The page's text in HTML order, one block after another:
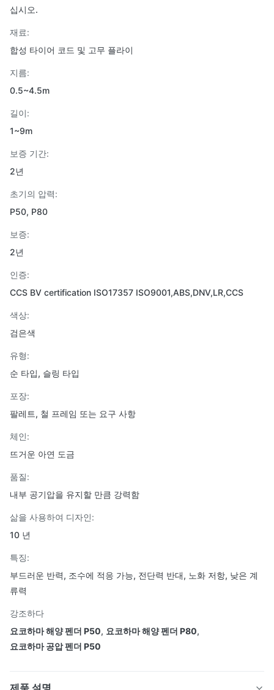
십시오.
재료:
합성 타이어 코드 및 고무 플라이
지름:
0.5~4.5m
길이:
1~9m
보증 기간:
2년
초기의 압력:
P50, P80
보증:
2년
인증:
CCS BV certification ISO17357 ISO9001,ABS,DNV,LR,CCS
색상:
검은색
유형:
순 타입, 슬링 타입
포장:
팔레트, 철 프레임 또는 요구 사항
체인:
뜨거운 아연 도금
품질:
내부 공기압을 유지할 만큼 강력함
삶을 사용하여 디자인:
10 년
특징:
부드러운 반력, 조수에 적응 가능, 전단력 반대, 노화 저항, 낮은 계
류력
강조하다
요코하마 해양 펜더 P50, 요코하마 해양 펜더 P80,
요코하마 공압 펜더 P50
제품 설명